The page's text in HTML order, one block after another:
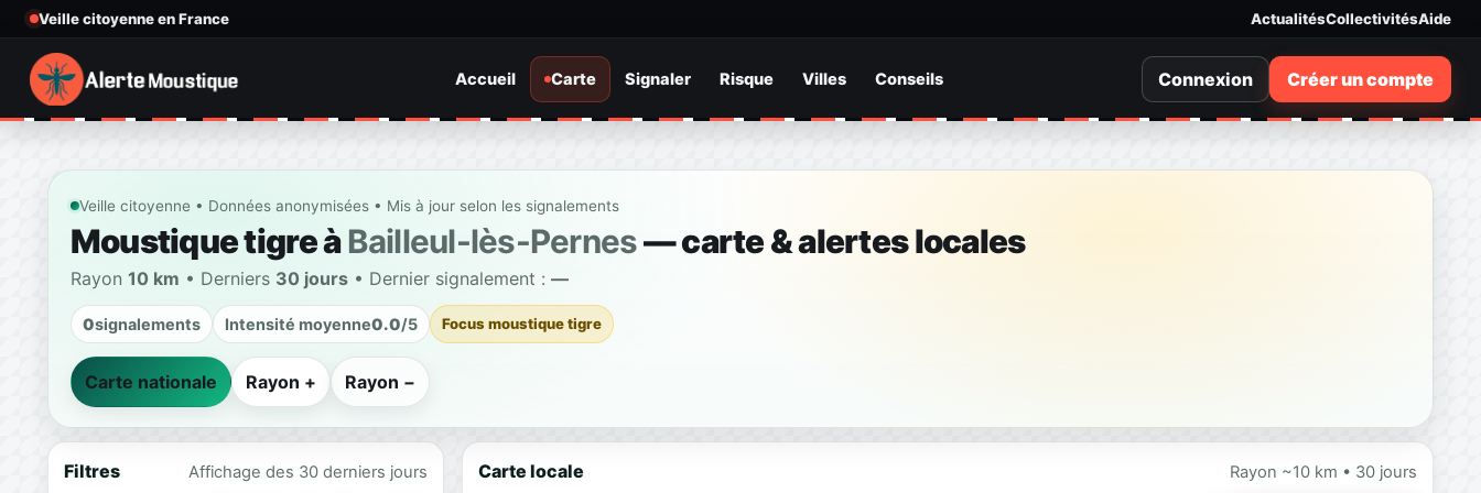
Veille citoyenne en France ActualitésCollectivitésAide
Accueil Carte Signaler Risque Villes Conseils Connexion Créer un compte
Veille citoyenne • Données anonymisées • Mis à jour selon les signalements
Moustique tigre àBailleul-lès-Pernes— carte & alertes locales
Rayon 10 km • Derniers 30 jours• Dernier signalement : —
0signalements Intensité moyenne0.0/5 Focus moustique tigre
Carte nationale Rayon + Rayon −
Filtres Affichage des 30 derniers jours Carte locale Rayon ~10 km • 30 jours